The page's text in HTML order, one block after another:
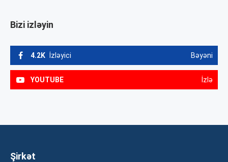
Bizi izləyin
4.2K İzləyici Bəyəni
YOUTUBE İzlə
Şirkət